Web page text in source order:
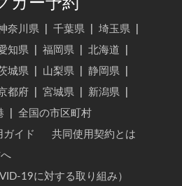
カー予約
奈川県 千葉県 埼玉県
知県 福岡県 北海道
城県 山梨県 静岡県
都府 宮城県 新潟県
全国の市区町村
ガイド
共同使用契約とは
19に対する取り組み）